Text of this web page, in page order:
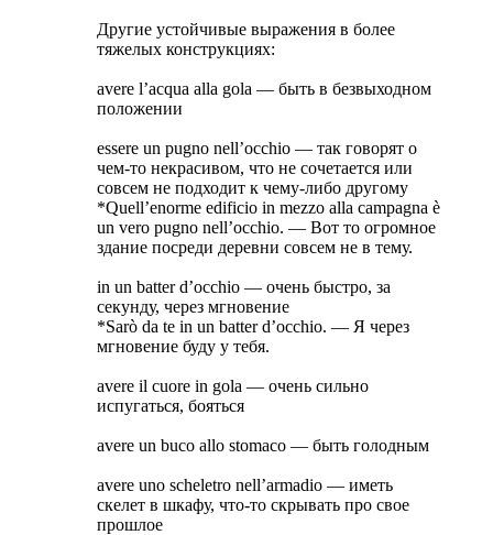
Другие устойчивые выражения в более
тяжелых конструкциях:
avere l’acqua alla gola — быть в безвыходном
положении
essere un pugno nell’occhio — так говорят о
чем-то некрасивом, что не сочетается или
совсем не подходит к чему-либо другому
*Quell’enorme edificio in mezzo alla campagna è
un vero pugno nell’occhio. — Вот то огромное
здание посреди деревни совсем не в тему.
in un batter d’occhio — очень быстро, за
секунду, через мгновение
*Sarò da te in un batter d’occhio. — Я через
мгновение буду у тебя.
avere il cuore in gola — очень сильно
испугаться, бояться
avere un buco allo stomaco — быть голодным
avere uno scheletro nell’armadio — иметь
скелет в шкафу, что-то скрывать про свое
прошлое